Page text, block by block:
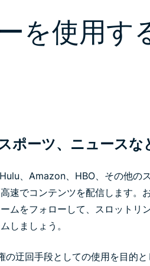
を使用す
ポーツ、ニュースな
、Amazon、HBO、その他の
速でコンテンツを配信します。
ムをフォローして、スロットリ
しましょう。
の迂回手段としての使用を目的